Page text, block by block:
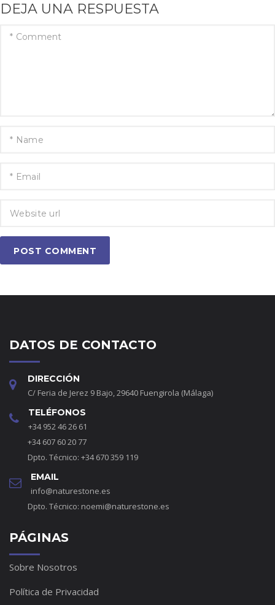
DEJA UNA RESPUESTA
POST COMMENT
DATOS DE CONTACTO
DIRECCIÓN
C/ Feria de Jerez 9 Bajo, 29640 Fuengirola (Málaga)
TELÉFONOS
+34 952 46 26 61
+34 607 60 20 77
Dpto. Técnico: +34 670 359 119
EMAIL
info@naturestone.es
Dpto. Técnico: noemi@naturestone.es
PÁGINAS
Sobre Nosotros
Política de Privacidad